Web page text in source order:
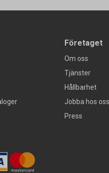
Företaget
Om oss
Tjänster
Hållbarhet
Jobba hos oss
Press